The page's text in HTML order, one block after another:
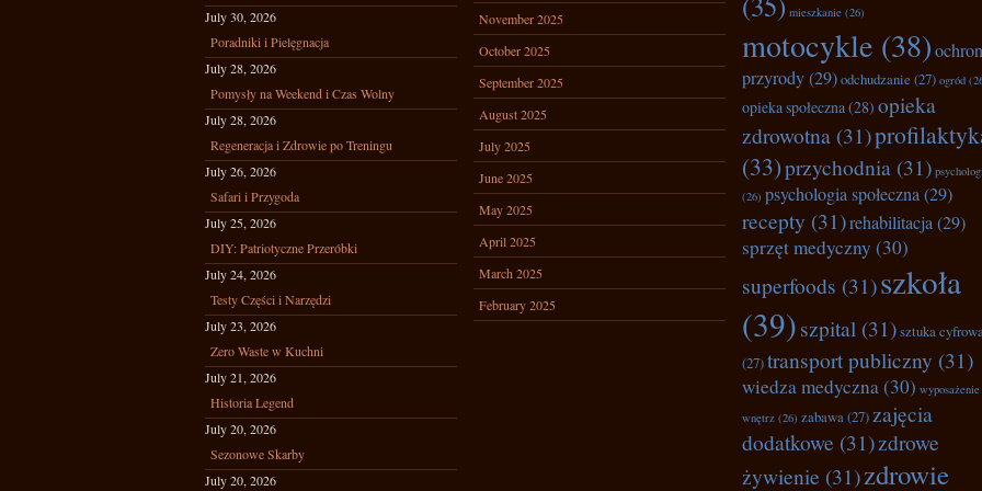
July 30, 2026
Poradniki i Pielęgnacja
July 28, 2026
Pomysły na Weekend i Czas Wolny
July 28, 2026
Regeneracja i Zdrowie po Treningu
July 26, 2026
Safari i Przygoda
July 25, 2026
DIY: Patriotyczne Przeróbki
July 24, 2026
Testy Części i Narzędzi
July 23, 2026
Zero Waste w Kuchni
July 21, 2026
Historia Legend
July 20, 2026
Sezonowe Skarby
July 20, 2026
November 2025
October 2025
September 2025
August 2025
July 2025
June 2025
May 2025
April 2025
March 2025
February 2025
mieszkanie (26)
motocykle (38)
przyrody(29)odchudzanie (27) ogród
opieka społeczna(28) opieka
zdrowotna (31)
(33)przychodnia (31)
(26) psychologia społeczna(29)
recepty (31)rehabilitacja(29)
sprzęt medyczny (30)
superfoods (31)szkoła
(39)szpital (31)sztuka
(27)transport publiczny (31)
wiedza medyczna(30) wyposażenie
wnętrz (26) zabawa(27) zajęcia
dodatkowe (31)zdrowe
żywienie (31)zdrowie